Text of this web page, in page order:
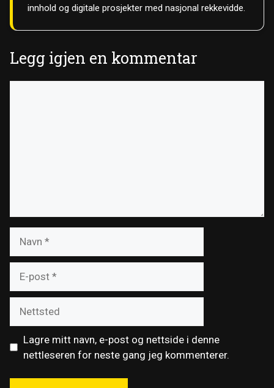
innhold og digitale prosjekter med nasjonal rekkevidde.
Legg igjen en kommentar
post
Lagre mitt navn, e-post og nettside i denne
nettleseren for neste gang jeg kommenterer.